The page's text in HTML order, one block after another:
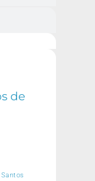
de